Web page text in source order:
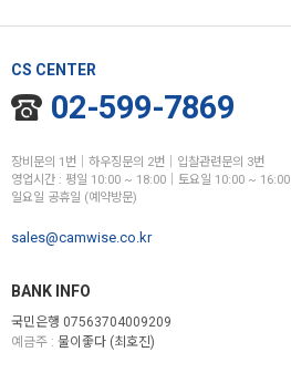
CS CENTER
02-599-7869
장비문의 1번│하우징문의 2번│입찰관련문의 3번
영업시간 : 평일 10:00 ~ 18:00│토요일 10:00 ~ 16:00
일요일 공휴일 (예약방문)
sales@camwise.co.kr
BANK INFO
국민은행 07563704009209
예금주 : 물이좋다 (최호진)